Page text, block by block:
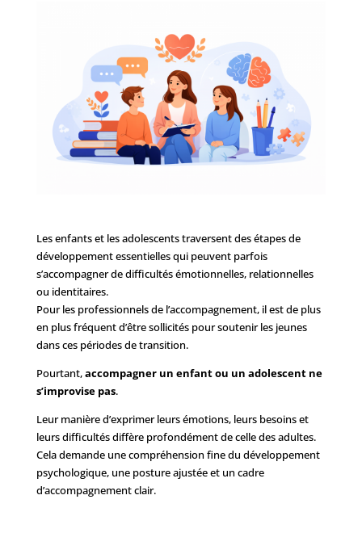
Les enfants et les adolescents traversent des étapes de
développement essentielles qui peuvent parfois
s’accompagner de difficultés émotionnelles, relationnelles
ou identitaires.
Pour les professionnels de l’accompagnement, il est de plus
en plus fréquent d’être sollicités pour soutenir les jeunes
dans ces périodes de transition.
Pourtant,accompagner un enfant ou un adolescent ne
s’improvise pas.
Leur manière d’exprimer leurs émotions, leurs besoins et
leurs difficultés diffère profondément de celle des adultes.
Cela demande une compréhension fine du développement
psychologique, une posture ajustée et un cadre
d’accompagnement clair.